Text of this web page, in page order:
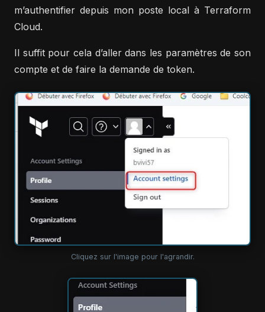
m’authentifier depuis mon poste local à Terraform
Cloud.
Il suffit pour cela d’aller dans les paramètres de son
compte et de faire la demande de token.
Cliquez sur l'image pour l'agrandir.